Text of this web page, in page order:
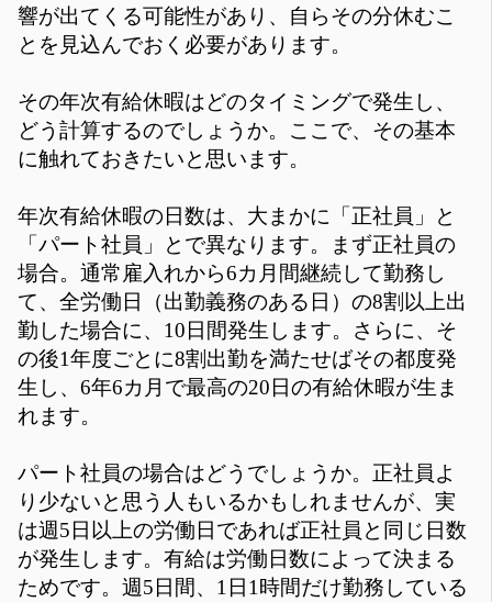
響が出てくる可能性があり、自らその分休むこ
とを見込んでおく必要があります。
その年次有給休暇はどのタイミングで発生し、
どう計算するのでしょうか。ここで、その基本
に触れておきたいと思います。
年次有給休暇の日数は、大まかに「正社員」と
「パート社員」とで異なります。まず正社員の
場合。通常雇入れから6カ月間継続して勤務し
て、全労働日（出勤義務のある日）の8割以上出
勤した場合に、10日間発生します。さらに、そ
の後1年度ごとに8割出勤を満たせばその都度発
生し、6年6カ月で最高の20日の有給休暇が生ま
れます。
パート社員の場合はどうでしょうか。正社員よ
り少ないと思う人もいるかもしれませんが、実
は週5日以上の労働日であれば正社員と同じ日数
が発生します。有給は労働日数によって決まる
ためです。週5日間、1日1時間だけ勤務している